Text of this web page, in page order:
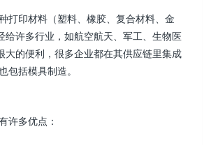
打印材料（塑料、橡胶、复合材料、金
给许多行业，如航空航天、军工、生物医
大的便利，很多企业都在其供应链里集成
包括模具制造。
许多优点：